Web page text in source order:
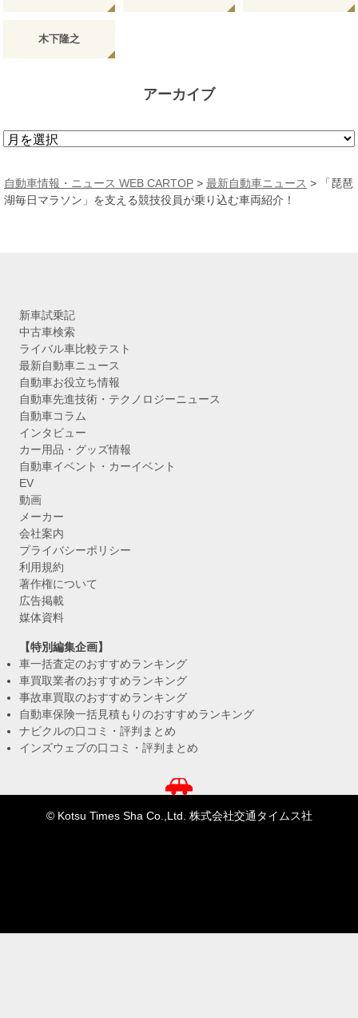
木下隆之
アーカイブ
ア
カ
イ
自動車情報・ニュース WEB CARTOP > 最新自動車ニュース >
「琵琶
湖毎日マラソン」を支える競技役員が乗り込む車両紹介！
新車試乗記
中古車検索
ライバル車比較テスト
最新自動車ニュース
自動車お役立ち情報
自動車先進技術・テクノロジーニュース
自動車コラム
インタビュー
カー用品・グッズ情報
自動車イベント・カーイベント
EV
動画
メーカー
会社案内
プライバシーポリシー
利用規約
著作権について
広告掲載
媒体資料
【特別編集企画】
車一括査定のおすすめランキング
車買取業者のおすすめランキング
事故車買取のおすすめランキング
自動車保険一括見積もりのおすすめランキング
ナビクルの口コミ・評判まとめ
インズウェブの口コミ・評判まとめ
© Kotsu Times Sha Co.,Ltd. 株式会社交通タイムス社